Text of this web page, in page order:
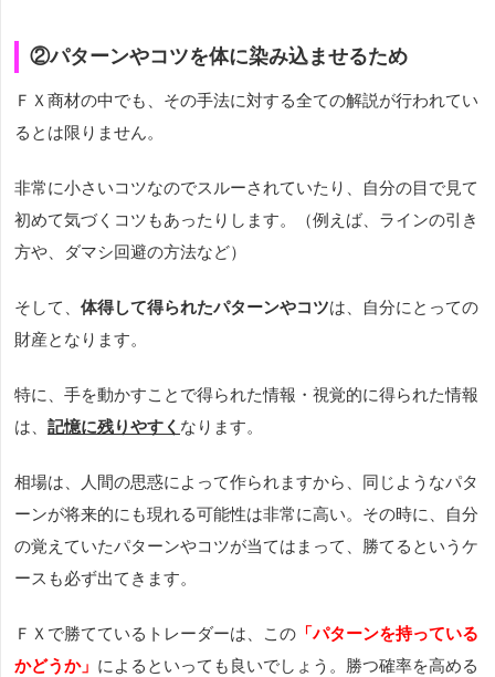
②パターンやコツを体に染み込ませるため
ＦＸ商材の中でも、その手法に対する全ての解説が行われてい
るとは限りません。
非常に小さいコツなのでスルーされていたり、自分の目で見て
初めて気づくコツもあったりします。（例えば、ラインの引き
方や、ダマシ回避の方法など）
そして、 体得して得られたパターンやコツは、自分にとっての
財産となります。
特に、手を動かすことで得られた情報・視覚的に得られた情報
は、 記憶に残りやすく なります。
相場は、人間の思惑によって作られますから、同じようなパタ
ーンが将来的にも現れる可能性は非常に高い。その時に、自分
の覚えていたパターンやコツが当てはまって、勝てるというケ
ースも必ず出てきます。
ＦＸで勝てているトレーダーは、この 「パターンを持っている
かどうか」 によるといっても良いでしょう。勝つ確率を高める